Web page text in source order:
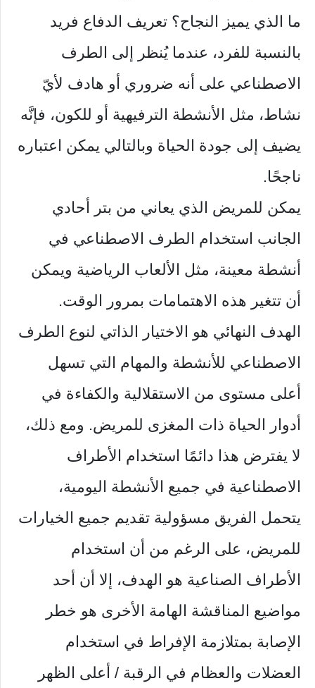
ما الذي يميز النجاح؟ تعريف الدفاع فريد
بالنسبة للفرد، عندما يُنظر إلى الطرف
الاصطناعي على أنه ضروري أو هادف لأيّ
نشاط، مثل الأنشطة الترفيهية أو للكون، فإنَّه
يضيف إلى جودة الحياة وبالتالي يمكن اعتباره
ناجحًا.
يمكن للمريض الذي يعاني من بتر أحادي
الجانب استخدام الطرف الاصطناعي في
أنشطة معينة، مثل الألعاب الرياضية ويمكن
أن تتغير هذه الاهتمامات بمرور الوقت.
الهدف النهائي هو الاختيار الذاتي لنوع الطرف
الاصطناعي للأنشطة والمهام التي تسهل
أعلى مستوى من الاستقلالية والكفاءة في
أدوار الحياة ذات المغزى للمريض. ومع ذلك،
لا يفترض هذا دائمًا استخدام الأطراف
الاصطناعية في جميع الأنشطة اليومية،
يتحمل الفريق مسؤولية تقديم جميع الخيارات
للمريض، على الرغم من أن استخدام
الأطراف الصناعية هو الهدف، إلا أن أحد
مواضيع المناقشة الهامة الأخرى هو خطر
الإصابة بمتلازمة الإفراط في استخدام
العضلات والعظام في الرقبة / أعلى الظهر